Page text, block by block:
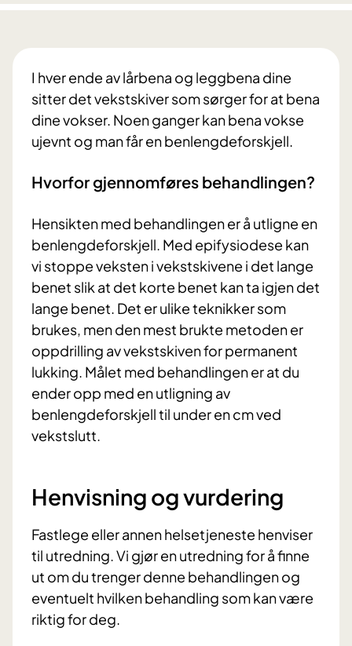
I hver ende av lårbena og leggbena dine
sitter det vekstskiver som sørger for at bena
dine vokser. Noen ganger kan bena vokse
ujevnt og man får en benlengdeforskjell.
Hvorfor gjennomføres behandlingen?
Hensikten med behandlingen er å utligne en
benlengdeforskjell. Med epifysiodese kan
vi stoppe veksten i vekstskivene i det lange
benet slik at det korte benet kan ta igjen det
lange benet. Det er ulike teknikker som
brukes, men den mest brukte metoden er
oppdrilling av vekstskiven for permanent
lukking. Målet med behandlingen er at du
ender opp med en utligning av
benlengdeforskjell til under en cm ved
vekstslutt.
Henvisning og vurdering
Fastlege eller annen helsetjeneste henviser
til utredning. Vi gjør en utredning for å finne
ut om du trenger denne behandlingen og
eventuelt hvilken behandling som kan være
riktig for deg.